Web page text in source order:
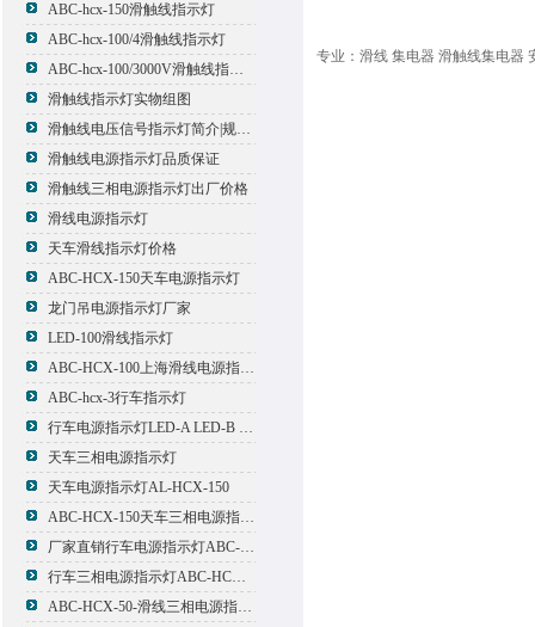
ABC-hcx-150滑触线指示灯
ABC-hcx-100/4滑触线指示灯
ABC-hcx-100/3000V滑触线指示灯
滑触线指示灯实物组图
滑触线电压信号指示灯简介|规格|型号
滑触线电源指示灯品质保证
滑触线三相电源指示灯出厂价格
滑线电源指示灯
天车滑线指示灯价格
ABC-HCX-150天车电源指示灯
龙门吊电源指示灯厂家
LED-100滑线指示灯
ABC-HCX-100上海滑线电源指示灯厂家
ABC-hcx-3行车指示灯
行车电源指示灯LED-A LED-B LED-C
天车三相电源指示灯
天车电源指示灯AL-HCX-150
ABC-HCX-150天车三相电源指示灯出厂价格
厂家直销行车电源指示灯ABC-HCX-150
行车三相电源指示灯ABC-HCX-150
ABC-HCX-50-滑线三相电源指示灯厂家
专业：滑线 集电器 滑触线集电器